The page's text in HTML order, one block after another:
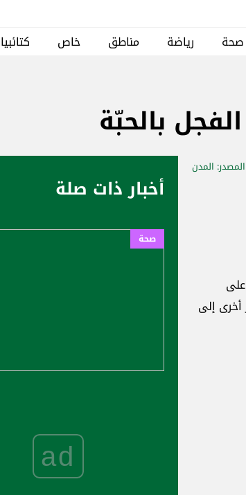
صحة رياضة مناطق خاص
بالحبّة
المصدر: المدن
أخرى إلى
أخبار ذات صلة
صحة
ad